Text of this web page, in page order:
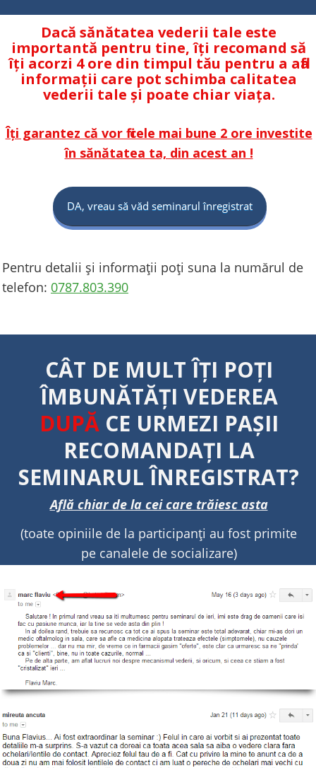
Dacă sănătatea vederii tale este
importantă pentru tine, îți recomand să
îți acorzi 4 ore din timpul tău pentru a afla
informații care pot schimba calitatea
vederii tale și poate chiar viața.
Îți garantez că vor fi cele mai bune 2 ore investite
în sănătatea ta, din acest an !
DA, vreau să văd seminarul înregistrat
Pentru detalii și informații poți suna la numărul de
telefon: 0 787.803.390
CÂT DE MULT ÎȚI POȚI
ÎMBUNĂTĂȚI VEDEREA
DUPĂ CE URMEZI PAȘII
RECOMANDAȚI LA
SEMINARUL ÎNREGISTRAT?
Află chiar de la cei care trăiesc asta
(toate opiniile de la participanți au fost primite
pe canalele de socializare)